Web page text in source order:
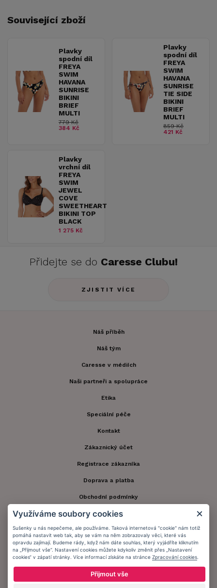
Související zboží
Plavky
spodní díl
FREYA
SWIM
HAVANA
SUNRISE
BIKINI
BRIEF
MULTI
779 Kč
384 Kč
Plavky
spodní díl
FREYA
SWIM
HAVANA
SUNRISE
TIE SIDE
BIKINI
BRIEF
MULTI
859 Kč
421 Kč
Plavky
vrchní díl
FREYA
SWIM
JEWEL
COVE
SWEETHEART
BIKINI TOP
BLACK
1 275 Kč
Přidejte se do Caresse Clubu!
ZJISTIT VÍCE
Náš příběh
Náš tým
Caresse v médiích
Naši partneři a spolupráce
Etika
Speciální péče
Kontakt
Zákaznický účet
Registrace zákazníka
Doprava a platba
Obchodní podmínky
Ochrana osobních údajů
Informační memorandum
Zůstaňte s námi v kontaktu.
Využíváme soubory cookies
Sušenky u nás nepečeme, ale používáme. Taková internetová "cookie" nám totiž
pomáhá nastavit web tak, aby se vám na něm zobrazovaly věci, které vás
opravdu zajímají. Budeme rády, když nám dáte souhlas, který vyjádříte kliknutím
na „Přijmout vše“. Nastavení cookies můžete kdykoliv změnit přes „Nastavení
cookies“ v zápatí stránky. Více informací získáte na stránce Zpracování cookies
Přijmout vše